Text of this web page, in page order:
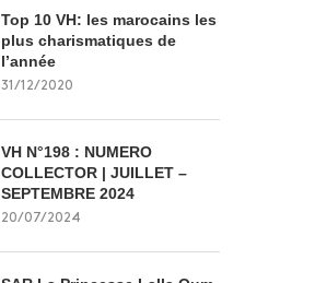
Top 10 VH: les marocains les
plus charismatiques de
l’année
31/12/2020
VH N°198 : NUMERO
COLLECTOR | JUILLET –
SEPTEMBRE 2024
20/07/2024